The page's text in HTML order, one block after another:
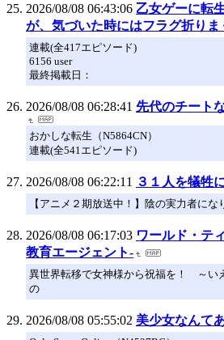
2026/08/08 06:43:06 乙女ゲーに転
が、気づいた時にはフラグ折りま
連載(全417エピソード)
6156 user
最終掲載日：
2026/08/08 06:28:41 先代のチート
おかしな転生（N5864CN）
連載(全541エピソード)
2026/08/08 06:22:11 ３１人を犠牲
【アニメ２期放送中！】陰の実力者にな
2026/08/08 06:17:03 ワールド・テ
教育エージェント-
異世界転移で女神様から祝福を！ ～い
の
2026/08/08 05:55:02 美少女なんて